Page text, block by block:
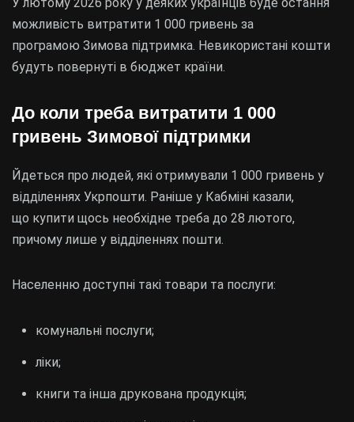
можливість витратити 1 000 гривень за
програмою Зимова підтримка. Невикористані кошти
будуть повернуті в бюджет країни.
До коли треба витратити 1 000
гривень Зимової підтримки
Йдеться про людей, які отримували 1 000 гривень у
відділеннях Укрпошти. Раніше у Кабміні казали,
що купити щось необхідне треба до 28 лютого,
причому лише у відділеннях пошти.
Населенню доступні такі товари та послуги:
комунальні послуги;
ліки;
книги та інша друкована продукція;